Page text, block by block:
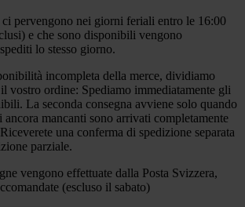
pervengono nei giorni feriali entro le 16:00
e che sono disponibili vengono
lo stesso giorno.
incompleta della merce, dividiamo
vostro ordine: Spediamo immediatamente gli
La seconda consegna avviene solo quando
mancanti sono arrivati completamente
una conferma di spedizione separata
parziale.
vengono effettuate dalla Posta Svizzera,
(escluso il sabato)